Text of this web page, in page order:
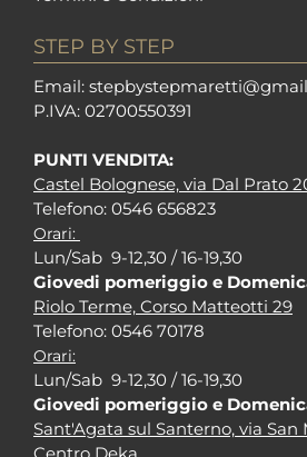
STEP BY STEP
Email: stepbystepm
P.IVA: 02700550391
PUNTI VENDITA:
Castel Bolognese, via Dal Prato
Telefono: 0546 656823
Orari:
Lun/Sab 9-12,30 / 16-19,30
Giovedi pomeriggio e
Riolo Terme, Corso Matteotti 29
Telefono: 0546 70178
Orari:
Lun/Sab 9-12,30 / 16-19,30
Giovedi pomeriggio e
Sant'Agata sul Santerno, via San